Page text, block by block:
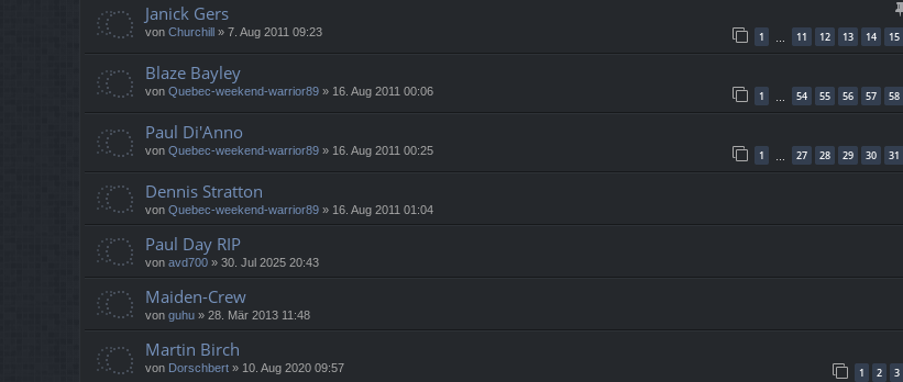
Janick Gers
von Churchill » 7. Aug 2011 09:23 1 … 11 12 13 14 15
Blaze Bayley
von Quebec-weekend-warrior89 » 16. Aug 2011 00:06 1 … 54 55 56 57 58
Paul Di'Anno
von Quebec-weekend-warrior89 » 16. Aug 2011 00:25 1 … 27 28 29 30 31
Dennis Stratton
von Quebec-weekend-warrior89 » 16. Aug 2011 01:04
Paul Day RIP
von avd700 » 30. Jul 2025 20:43
Maiden-Crew
von guhu » 28. Mär 2013 11:48
Martin Birch
von Dorschbert » 10. Aug 2020 09:57 1 2 3